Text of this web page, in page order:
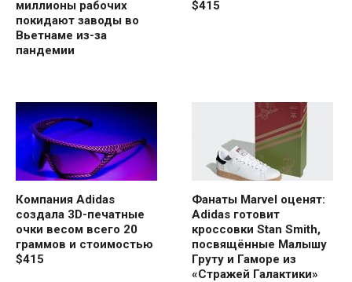
миллионы рабочих
покидают заводы во
Вьетнаме из-за
пандемии
$415
Компания Adidas
создала 3D-печатные
очки весом всего 20
граммов и стоимостью
$415
Фанаты Marvel оценят:
Adidas готовит
кроссовки Stan Smith,
посвящённые Малышу
Груту и Гаморе из
«Стражей Галактики»